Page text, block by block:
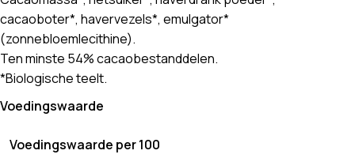
cacaoboter*, havervezels*, emulgator*
(zonnebloemlecithine).
Ten minste 54% cacaobestanddelen.
*Biologische teelt.
Voedingswaarde
Voedingswaarde per 100